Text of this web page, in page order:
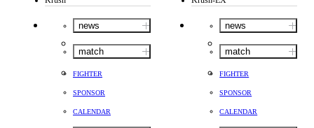
news
match
FIGHTER
SPONSOR
CALENDAR
news
match
FIGHTER
SPONSOR
CALENDAR